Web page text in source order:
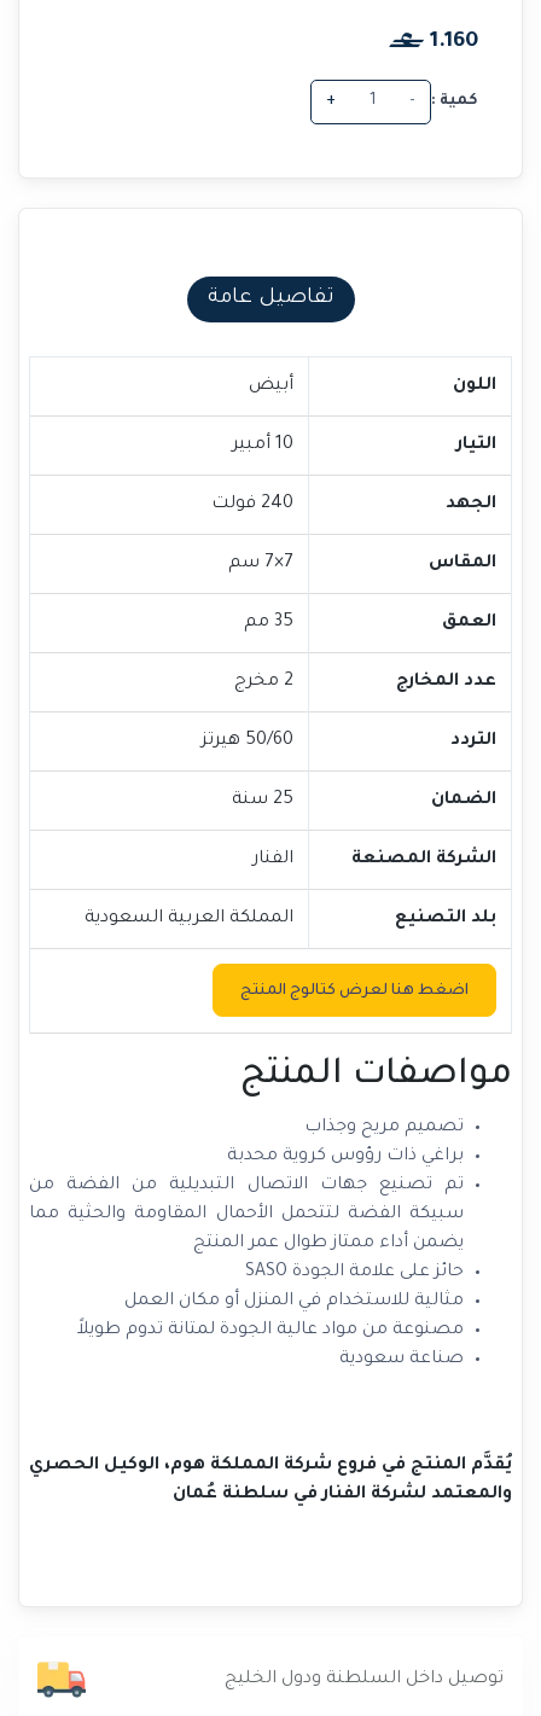
1.160
كمية : -
+
تفاصيل عامة
اللون أبيض
التيار 10 أمبير
الجهد 240 فولت
المقاس 7×7 سم
العمق 35 مم
عدد المخارج 2 مخرج
التردد 50/60 هيرتز
الضمان 25 سنة
الشركة المصنعة الفنار
بلد التصنيع المملكة العربية السعودية
اضغط هنا لعرض كتالوج المنتج
مواصفات المنتج
تصميم مريح وجذاب
براغي ذات رؤوس كروية محدبة
تم تصنيع جهات الاتصال التبديلية من الفضة من
سبيكة الفضة لتتحمل الأحمال المقاومة والحثية مما
يضمن أداء ممتاز طوال عمر المنتج
حائز على علامة الجودة SASO
مثالية للاستخدام في المنزل أو مكان العمل
مصنوعة من مواد عالية الجودة لمتانة تدوم طويلاً
صناعة سعودية
يُقدَّم المنتج في فروع شركة المملكة هوم، الوكيل الحصري
والمعتمد لشركة الفنار في سلطنة عُمان
توصيل داخل السلطنة ودول الخليج